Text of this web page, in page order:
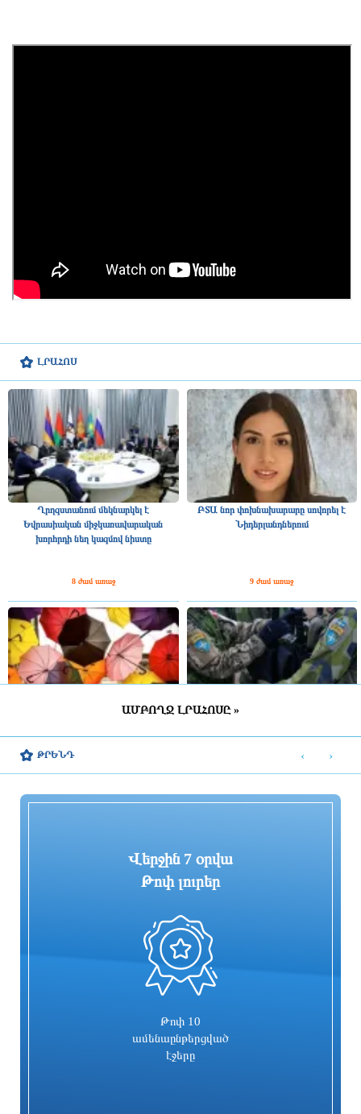
ԼՐԱՀՈՍ
Ղրղզստանում մեկնարկել է
Եվրասիական միջկառավարական
խորհրդի նեղ կազմով նիստը
8 ժամ առաջ
ԲՏԱ նոր փոխնախարարը սովորել է
Նիդերլանդներում
9 ժամ առաջ
հնարավոր է կարկուտ
ամենամեծը մի քանի տասնամյակի
ընթացքում
«ՑԱՅԳ» հեռուստաընկերությունն
իրականացնում է «Շիրակցու խոսք»
Հիմնանորոգվում է Սևան-Մարտունի-
ավտոճանապարհի մի հատվածը
ԱՄԲՈՂՋ ԼՐԱՀՈՍԸ »
ԹՐԵՆԴ
Վերջին 7 օրվա
Թոփ լուրեր
Թոփ 10
ամենաընթերցված
էջերը
‹ ›